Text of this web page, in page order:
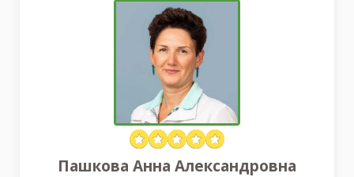
Пашкова Анна Александровна